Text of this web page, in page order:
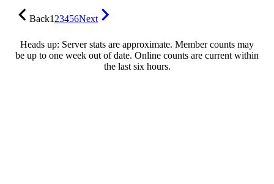
Back123456Next
Heads up: Server stats are approximate. Member counts may
be up to one week out of date. Online counts are current within
the last six hours.